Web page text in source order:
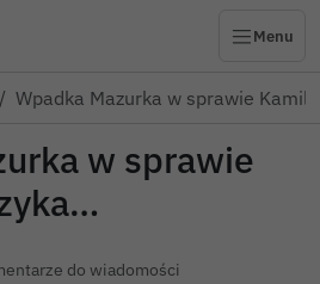
Menu
Wpadka Mazurka w sprawie
w sprawie
do wiadomości